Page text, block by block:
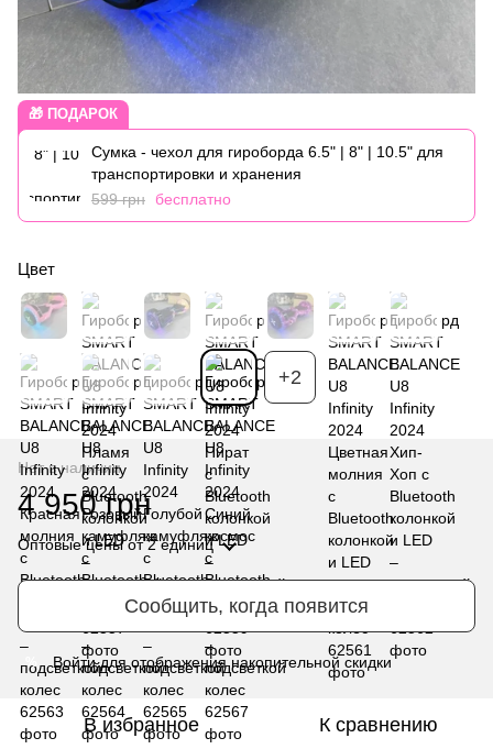
🎁 ПОДАРОК
Сумка - чехол для гироборда 6.5" | 8" | 10.5" для
транспортировки и хранения
599 грн бесплатно
Цвет
+2
Нет в наличии
4 950 грн
Оптовые ценыот 2 единиц
Сообщить, когда появится
Войтидля отображения накопительной скидки
В избранное К сравнению